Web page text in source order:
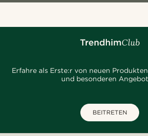
Erfahre als Erste:r von neuen
und besonderen
BEITRETEN